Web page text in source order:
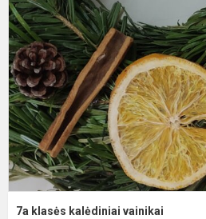
7a klasės kalėdiniai vainikai